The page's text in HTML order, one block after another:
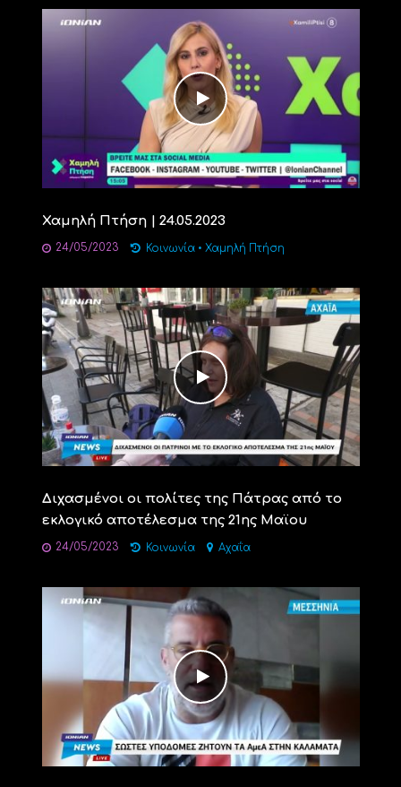
Χαμηλή Πτήση | 24.05.2023
24/05/2023 Κοινωνία • Χαμηλή Πτήση
Διχασμένοι οι πολίτες της Πάτρας από το
εκλογικό αποτέλεσμα της 21ης Μαϊου
24/05/2023 Κοινωνία Αχαΐα